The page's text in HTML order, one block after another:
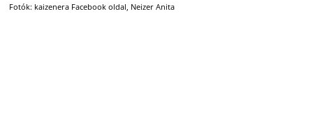
Fotók: kaizenera Facebook oldal, Neizer Anita